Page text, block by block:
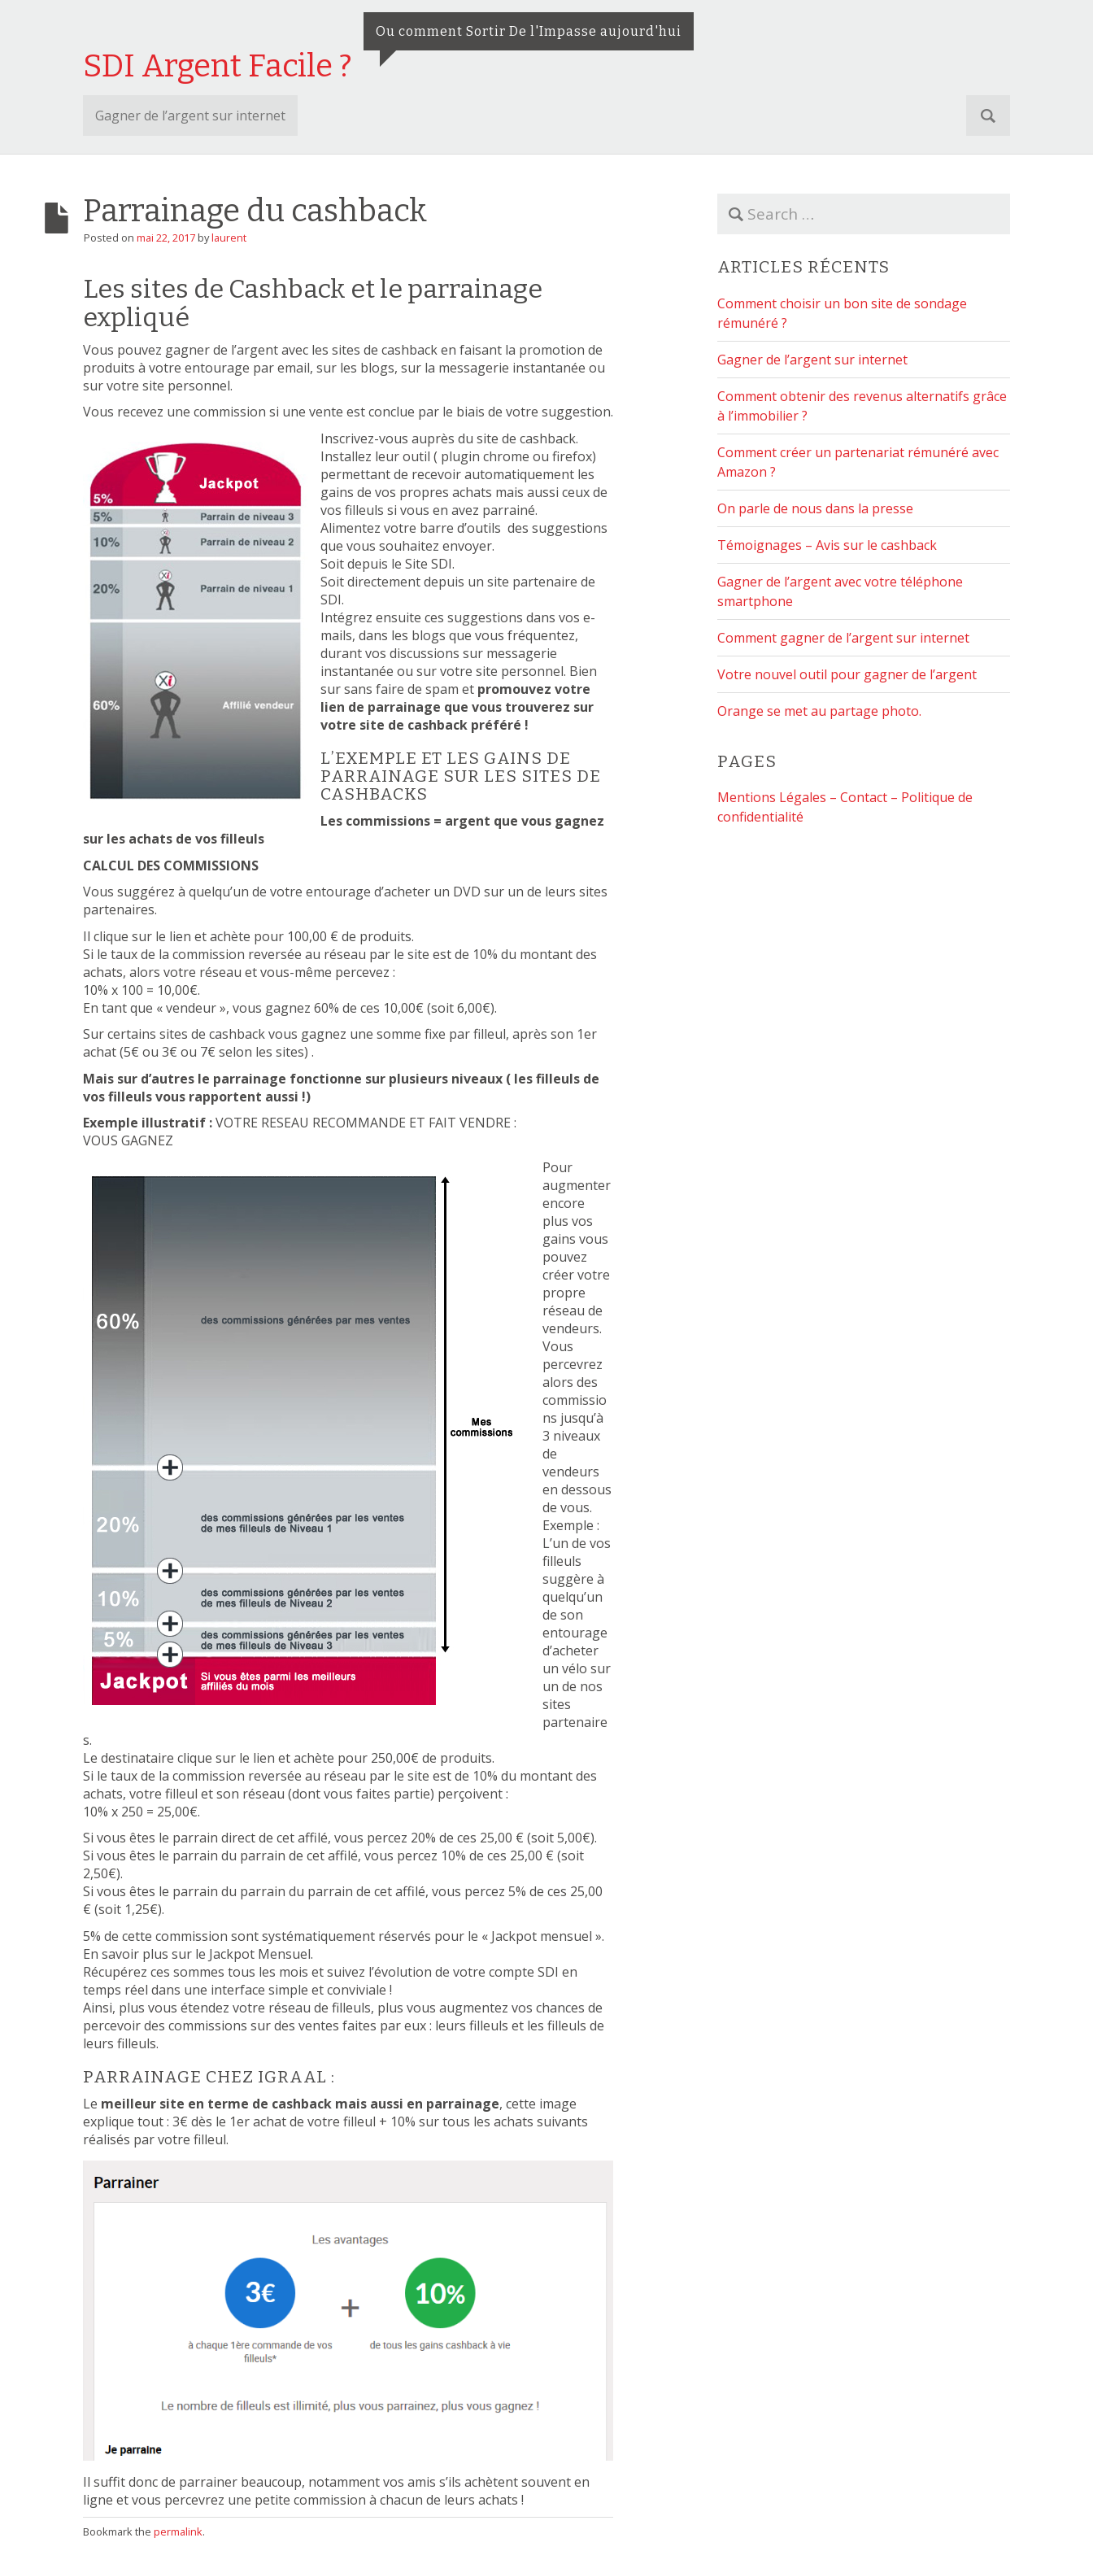
SDI Argent Facile ?
Ou comment Sortir De l'Impasse aujourd'hui
Gagner de l’argent sur internet
r
Parrainage du cashback
Posted on mai 22, 2017 bylaurent
Les sites de Cashback et le parrainage
expliqué
Vous pouvez gagner de l’argent avec les sites de cashback en faisant la promotion de
produits à votre entourage par email, sur les blogs, sur la messagerie instantanée ou
sur votre site personnel.
Vous recevez une commission si une vente est conclue par le biais de votre suggestion.
Inscrivez-vous auprès du site de cashback.
Installez leur outil ( plugin chrome ou firefox)
permettant de recevoir automatiquement les
gains de vos propres achats mais aussi ceux de
vos filleuls si vous en avez parrainé.
Alimentez votre barre d’outils des suggestions
que vous souhaitez envoyer.
Soit depuis le Site SDI.
Soit directement depuis un site partenaire de
SDI.
Intégrez ensuite ces suggestions dans vos e-
mails, dans les blogs que vous fréquentez,
durant vos discussions sur messagerie
instantanée ou sur votre site personnel. Bien
sur sans faire de spam et promouvez votre
lien de parrainage que vous trouverez sur
votre site de cashback préféré !
L’EXEMPLE ET LES GAINS DE
PARRAINAGE SUR LES SITES DE
CASHBACKS
Les commissions = argent que vous gagnez
sur les achats de vos filleuls
CALCUL DES COMMISSIONS
Vous suggérez à quelqu’un de votre entourage d’acheter un DVD sur un de leurs sites
partenaires.
Il clique sur le lien et achète pour 100,00 € de produits.
Si le taux de la commission reversée au réseau par le site est de 10% du montant des
achats, alors votre réseau et vous-même percevez :
10% x 100 = 10,00€.
En tant que « vendeur », vous gagnez 60% de ces 10,00€ (soit 6,00€).
Sur certains sites de cashback vous gagnez une somme fixe par filleul, après son 1er
achat (5€ ou 3€ ou 7€ selon les sites) .
Mais sur d’autres le parrainage fonctionne sur plusieurs niveaux ( les filleuls de
vos filleuls vous rapportent aussi !)
Exemple illustratif :VOTRE RESEAU RECOMMANDE ET FAIT VENDRE :
VOUS GAGNEZ
Pour
augmenter
encore
plus vos
gains vous
pouvez
créer votre
propre
réseau de
vendeurs.
Vous
percevrez
alors des
commissio
ns jusqu’à
3 niveaux
de
vendeurs
en dessous
de vous.
Exemple :
L’un de vos
filleuls
suggère à
quelqu’un
de son
entourage
d’acheter
un vélo sur
un de nos
sites
partenaire
s.
Le destinataire clique sur le lien et achète pour 250,00€ de produits.
Si le taux de la commission reversée au réseau par le site est de 10% du montant des
achats, votre filleul et son réseau (dont vous faites partie) perçoivent :
10% x 250 = 25,00€.
Si vous êtes le parrain direct de cet affilé, vous percez 20% de ces 25,00 € (soit 5,00€).
Si vous êtes le parrain du parrain de cet affilé, vous percez 10% de ces 25,00 € (soit
2,50€).
Si vous êtes le parrain du parrain du parrain de cet affilé, vous percez 5% de ces 25,00
€ (soit 1,25€).
5% de cette commission sont systématiquement réservés pour le « Jackpot mensuel ».
En savoir plus sur le Jackpot Mensuel.
Récupérez ces sommes tous les mois et suivez l’évolution de votre compte SDI en
temps réel dans une interface simple et conviviale !
Ainsi, plus vous étendez votre réseau de filleuls, plus vous augmentez vos chances de
percevoir des commissions sur des ventes faites par eux : leurs filleuls et les filleuls de
leurs filleuls.
PARRAINAGE CHEZ IGRAAL :
Le meilleur site en terme de cashback mais aussi en parrainage, cette image
explique tout : 3€ dès le 1er achat de votre filleul + 10% sur tous les achats suivants
réalisés par votre filleul.
Il suffit donc de parrainer beaucoup, notamment vos amis s’ils achètent souvent en
ligne et vous percevrez une petite commission à chacun de leurs achats !
Bookmark the permalink.
c
f
o
r
:
ARTICLES RÉCENTS
Comment choisir un bon site de sondage
rémunéré ?
Gagner de l’argent sur internet
Comment obtenir des revenus alternatifs grâce
à l’immobilier ?
Comment créer un partenariat rémunéré avec
Amazon ?
On parle de nous dans la presse
Témoignages – Avis sur le cashback
Gagner de l’argent avec votre téléphone
smartphone
Comment gagner de l’argent sur internet
Votre nouvel outil pour gagner de l’argent
Orange se met au partage photo.
PAGES
Mentions Légales – Contact – Politique de
confidentialité